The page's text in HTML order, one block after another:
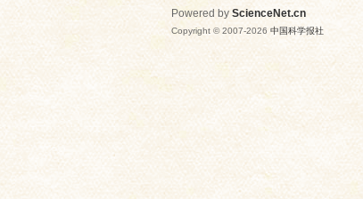
Powered by ScienceNet.cn
Copyright © 2007-2026 中国科学报社